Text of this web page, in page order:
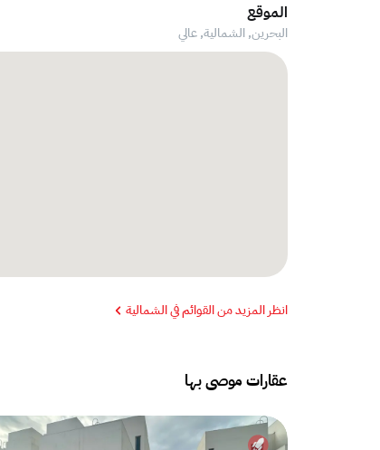
الموقع
البحرين, الشمالية,عالي
انظر المزيد من القوائم في الشمالية
عقارات موصى بها